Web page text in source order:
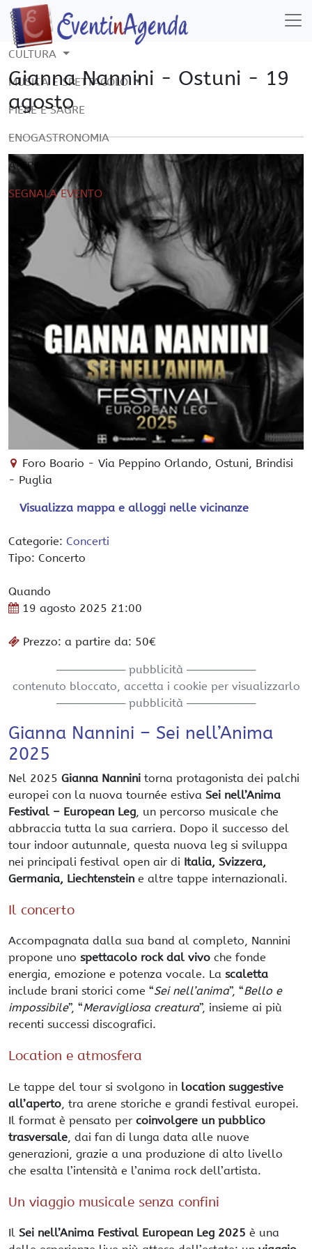
CULTURA
MUSICA E SPETTACOLO
FIERE E SAGRE
ENOGASTRONOMIA
ALTRO
SEGNALA EVENTO
Gianna Nannini - Ostuni - 19
agosto
Foro Boario -Via Peppino Orlando,Ostuni, Brindisi
- Puglia
Visualizza mappa e alloggi nelle vicinanze
Categorie: Concerti
Tipo: Concerto
Quando
19 agosto 2025 21:00
Prezzo: a partire da: 50€
───────── pubblicità ─────────
contenuto bloccato, accetta i cookie per visualizzarlo
───────── pubblicità ─────────
Gianna Nannini – Sei nell’Anima
2025
Nel 2025 Gianna Nannini torna protagonista dei palchi
europei con la nuova tournée estiva Sei nell’Anima
Festival – European Leg, un percorso musicale che
abbraccia tutta la sua carriera. Dopo il successo del
tour indoor autunnale, questa nuova leg si sviluppa
nei principali festival open air di Italia, Svizzera,
Germania, Liechtenstein e altre tappe internazionali.
Il concerto
Accompagnata dalla sua band al completo, Nannini
propone uno spettacolo rock dal vivo che fonde
energia, emozione e potenza vocale. La scaletta
include brani storici come “Sei nell’anima”, “Bello e
impossibile”, “Meravigliosa creatura”, insieme ai più
recenti successi discografici.
Location e atmosfera
Le tappe del tour si svolgono in location suggestive
all’aperto, tra arene storiche e grandi festival europei.
Il format è pensato per coinvolgere un pubblico
trasversale, dai fan di lunga data alle nuove
generazioni, grazie a una produzione di alto livello
che esalta l’intensità e l’anima rock dell’artista.
Un viaggio musicale senza confini
Il Sei nell’Anima Festival European Leg 2025 è una